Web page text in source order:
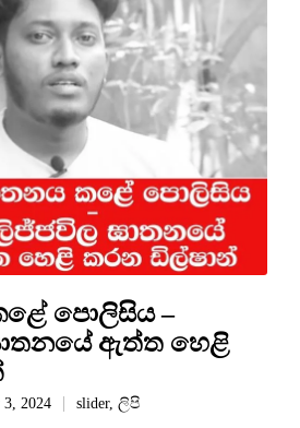
පොලිසිය –
ඇත්ත හෙළි
3, 2024 slider, ලිපි